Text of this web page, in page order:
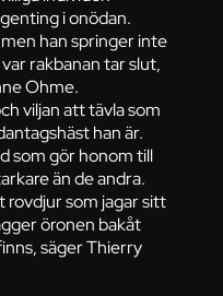
i onödan.
han springer inte
rakbanan tar slut,
Ohme.
viljan att tävla som
han är.
som gör honom till
än de andra.
rovdjur som jagar sitt
öronen bakåt
säger Thierry